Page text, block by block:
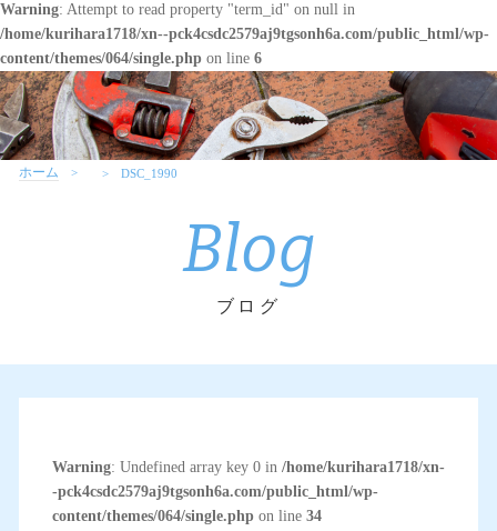
Warning: Attempt to read property "term_id" on null in
/home/kurihara1718/xn--pck4csdc2579aj9tgsonh6a.com/public_html/wp-
content/themes/064/single.php on line 6
ホーム DSC_1990
Blog
ブログ
Warning: Undefined array key 0 in /home/kurihara1718/xn-
-pck4csdc2579aj9tgsonh6a.com/public_html/wp-
content/themes/064/single.phpon line 34